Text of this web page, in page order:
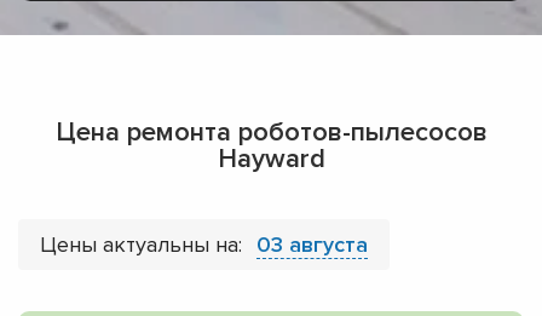
Цена ремонта роботов-пылесосов
Hayward
Цены актуальны на: 03 августа